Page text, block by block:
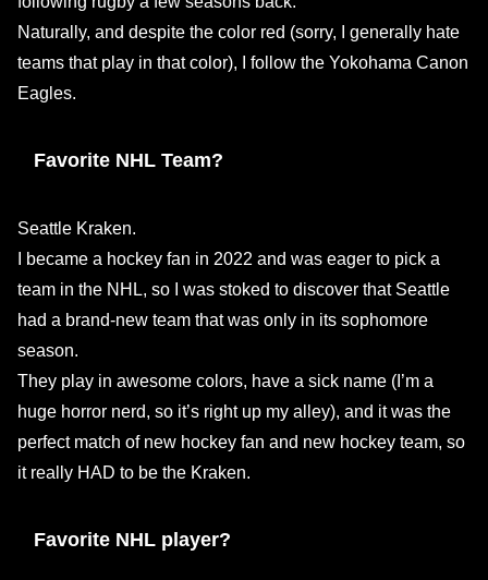
Naturally, and despite the color red (sorry, I generally hate
teams that play in that color), I follow the Yokohama Canon
Eagles.
Favorite NHL Team?
Seattle Kraken.
I became a hockey fan in 2022 and was eager to pick a
team in the NHL, so I was stoked to discover that Seattle
had a brand-new team that was only in its sophomore
season.
They play in awesome colors, have a sick name (I’m a
huge horror nerd, so it’s right up my alley), and it was the
perfect match of new hockey fan and new hockey team, so
it really HAD to be the Kraken.
Favorite NHL player?